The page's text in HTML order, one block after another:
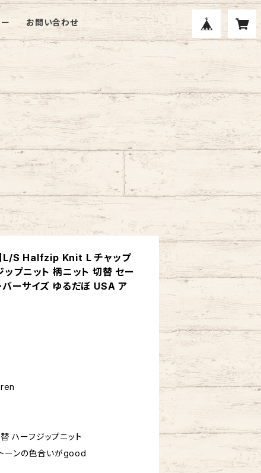
お問い合わせ
L/S Halfzip Knit L チャップ
プニット 柄ニット 切替 セー
バーサイズ ゆるだぼ USA ア
ハーフジップニット
ーンの色合いがgood